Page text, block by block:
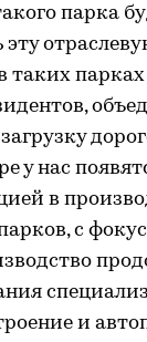
парка
у нас
в
с
и